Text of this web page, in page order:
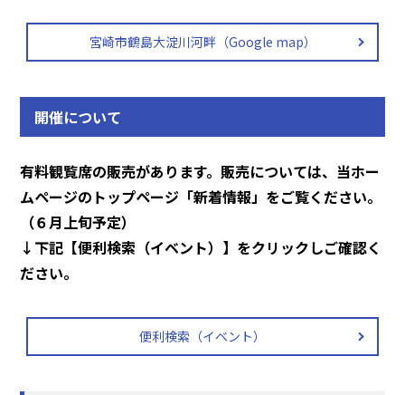
宮崎市鶴島大淀川河畔（Google map）
開催について
有料観覧席の販売があります。販売については、当ホー
ムページのトップページ「新着情報」をご覧ください。
（６月上旬予定）
↓下記【便利検索（イベント）】をクリックしご確認く
ださい。
便利検索（イベント）